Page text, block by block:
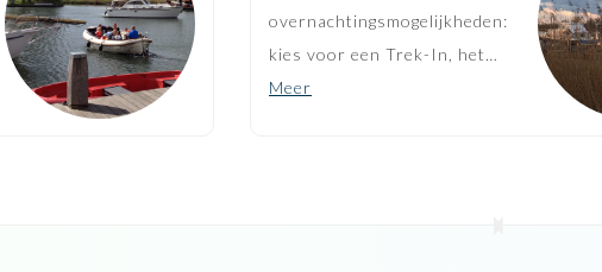
overnachtingsmogelijkheden:
kies voor een Trek-In, het
Dobberhuisje of een
Meer